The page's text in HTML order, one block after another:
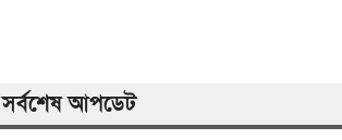
সর্বশেষ আপডেট